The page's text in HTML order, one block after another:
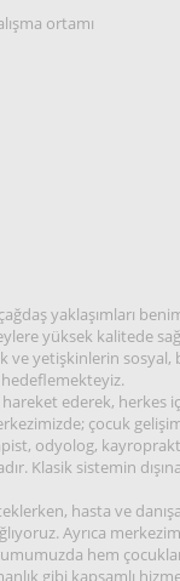
ortamı
yaklaşımları
yüksek kalitede
ve yetişkinlerin sosyal,
hedeflemekteyiz.
ederek, herkes
çocuk gelişim
odyolog,
Klasik sistemin
hasta ve
Ayrıca
hem
gibi kapsamlı